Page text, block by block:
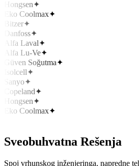
Hongsen✦
Eko Coolmax✦
Bitzer✦
Danfoss✦
Alfa Laval✦
Alfa Lu-Ve✦
Güven Soğutma✦
Isolcell✦
Sanyo✦
Copeland✦
Hongsen✦
Eko Coolmax✦
Sveobuhvatna Rešenja
Spoj vrhunskog inženjeringa, napredne